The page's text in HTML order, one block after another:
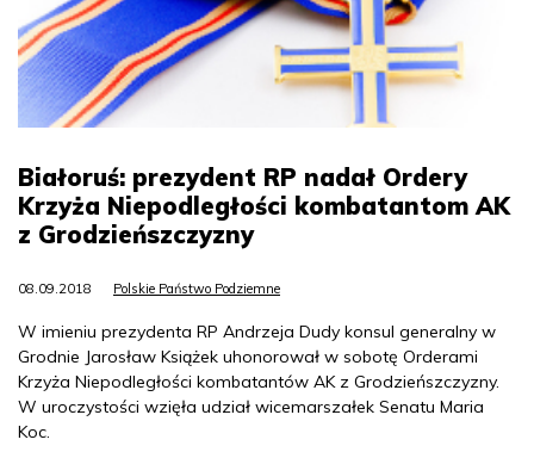
Białoruś: prezydent RP nadał Ordery
Krzyża Niepodległości kombatantom AK
z Grodzieńszczyzny
08.09.2018 Polskie Państwo Podziemne
W imieniu prezydenta RP Andrzeja Dudy konsul generalny w
Grodnie Jarosław Książek uhonorował w sobotę Orderami
Krzyża Niepodległości kombatantów AK z Grodzieńszczyzny.
W uroczystości wzięła udział wicemarszałek Senatu Maria
Koc.